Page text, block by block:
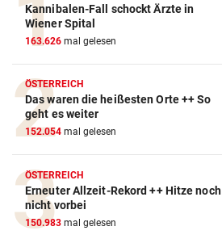
Kannibalen-Fall schockt Ärzte in
Wiener Spital
163.626 mal gelesen
ÖSTERREICH
Das waren die heißesten Orte ++ So
geht es weiter
152.054 mal gelesen
ÖSTERREICH
Erneuter Allzeit-Rekord ++ Hitze noch
nicht vorbei
150.983 mal gelesen